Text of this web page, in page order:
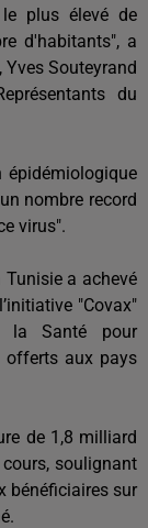
plus élevé de
d'habitants", a
Yves Souteyrand
du
nombre record
virus".
Tunisie a achevé
"Covax"
la Santé pour
offerts aux pays
de 1,8 milliard
soulignant
bénéficiaires sur